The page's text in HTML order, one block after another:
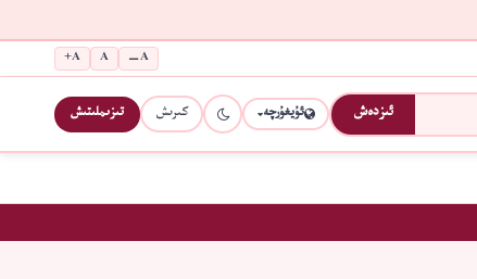
A−
A
A+
ئىزدەش ئۇيغۇرچە كىرىش تىزىملىتىش